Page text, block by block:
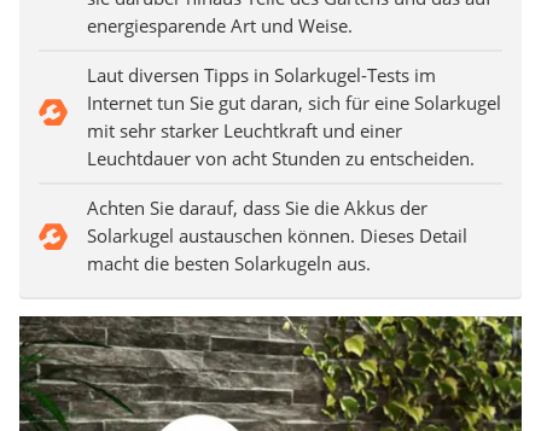
energiesparende Art und Weise.
Laut diversen Tipps in Solarkugel-Tests im
Internet tun Sie gut daran, sich für eine Solarkugel
mit sehr starker Leuchtkraft und einer
Leuchtdauer von acht Stunden zu entscheiden.
Achten Sie darauf, dass Sie die Akkus der
Solarkugel austauschen können. Dieses Detail
macht die besten Solarkugeln aus.